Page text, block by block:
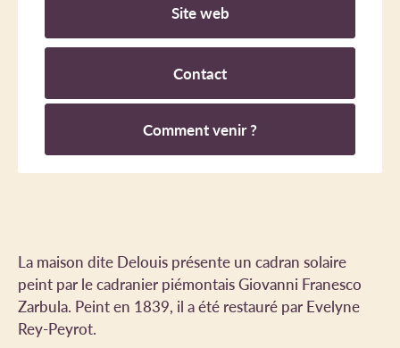
La maison dite Delouis présente un cadran solaire
peint par le cadranier piémontais Giovanni Franesco
Zarbula. Peint en 1839, il a été restauré par Evelyne
Rey-Peyrot.
Site web
Contact
Comment venir ?